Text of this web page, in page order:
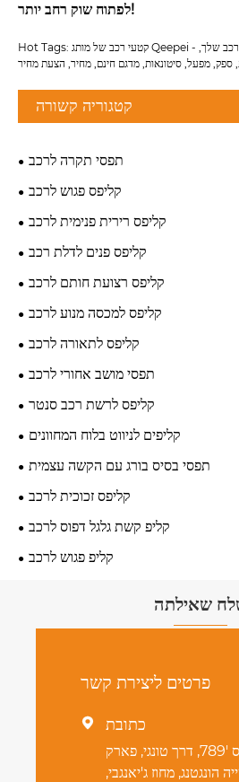
לפתוח שוק רחב יותר!
Hot Tags: קטעי רכב של מותג Qeepei - התאמה גבוהה ומדויקת לצרכי הרכב שלך,
ספק, מפעל, סיטונאות, מדגם חינם, מחיר, הצעת מחיר
קטגוריה קשורה
תפסי תקרה לרכב
קליפס פגוש לרכב
קליפס רירית פנימית לרכב
קליפס פנים לדלת רכב
קליפס רצועת חותם לרכב
קליפס למכסה מנוע לרכב
קליפס לתאורה לרכב
תפסי מושב אחורי לרכב
קליפס לרשת רכב סנטר
קליפים לניווט בלוח המחוונים
תפסי בסיס בורג עם הקשה עצמית
קליפס זכוכית לרכב
קליפ קשת גלגל דפוס לרכב
קליפ פגוש לרכב
שאילתה
פרטים ליצירת קשר
 כתובת
מס '789, דרך טונגי, פארק
הונגטנג, מחוז ג'יאנגבי,